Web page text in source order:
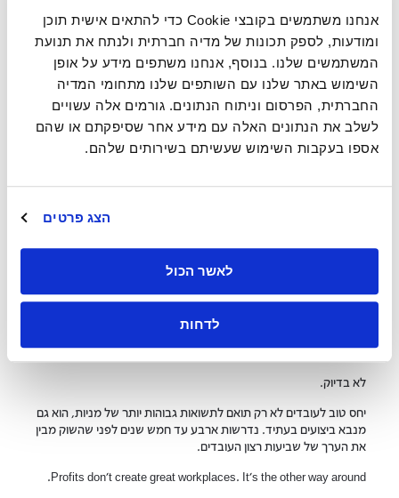
אנחנו משתמשים בקובצי Cookie כדי להתאים אישית תוכן
ומודעות, לספק תכונות של מדיה חברתית ולנתח את תנועת
המשתמשים שלנו. בנוסף, אנחנו משתפים מידע על אופן
השימוש באתר שלנו עם השותפים שלנו מתחומי המדיה
החברתית, הפרסום וניתוח הנתונים. גורמים אלה עשויים
לשלב את הנתונים האלה עם מידע אחר שסיפקתם או שהם
אספו בעקבות השימוש שעשיתם בשירותים שלהם.
הצג פרטים
לאשר הכול
לדחות
מניות.
לא רק החיסכון לטווח קצר הוא זה שהופכך תרבות נהדרת במקום
העבודה לחשובה כל כך לעסקים.
מחקר של אלכס אדמאנס (Alex
Edmans) מבית הספר לכלכלה של לונדון שהשקעה בעובדים מובילה
להצלחה עסקית בטווח הארוך..
אדמאנס ניתח את ההיסטוריה של רשימות 100 החברות הטובות ביותר
מ-1984 עד 2009.עם בקרה על גודל החברה, התעשייה, תשואות בעבר
כשהארגונים הטובים ביותר רואים צמיחה ברווחים
במהירות גבוהה ב-550% לעומת ארגונים פחות
מכלילים, השארת העובדים האלה מאחור היא יקרה
אך האם רווחת העובדים היא לא רק אינדיקציה לניהול עסק רווחי?ככל
לצד משכורות גבוהות, נכון??
לא בדיוק.
יחס טוב לעובדים לא רק תואם לתשואות גבוהות יותר של מניות, הוא גם
מנבא ביצועים בעתיד. נדרשות ארבע עד חמש שנים לפני שהשוק מבין
את הערך של שביעות רצון העובדים.
Profits don’t create great workplaces. It’s the other way around.